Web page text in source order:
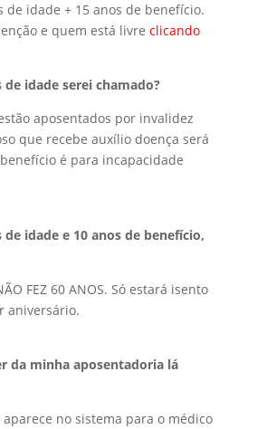
de idade + 15 anos de benefício.
e quem está livre clicando
idade serei chamado?
aposentados por invalidez
que recebe auxílio doença será
é para incapacidade
idade e 10 anos de benefício,
FEZ 60 ANOS. Só estará isento
aniversário.
da minha aposentadoria lá
aparece no sistema para o médico